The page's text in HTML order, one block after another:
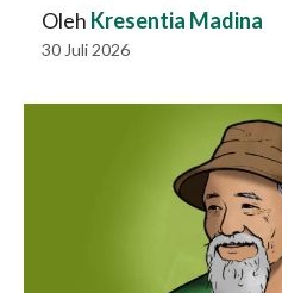
Oleh Kresentia Madina
30 Juli 2026